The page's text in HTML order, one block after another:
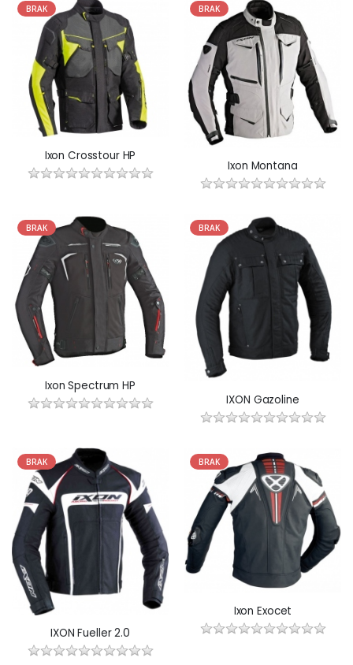
BRAK
Ixon Crosstour HP
BRAK
Ixon Montana
BRAK
Ixon Spectrum HP
BRAK
IXON Gazoline
BRAK
IXON Fueller 2.0
BRAK
Ixon Exocet